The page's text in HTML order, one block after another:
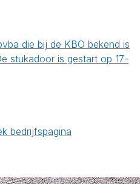
die bij de KBO bekend is
stukadoor is gestart op 17-
bedrijfspagina